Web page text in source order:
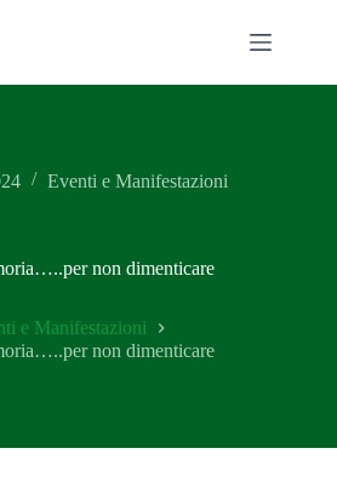
Eventi e Manifestazioni
non dimenticare
e Manifestazioni
non dimenticare